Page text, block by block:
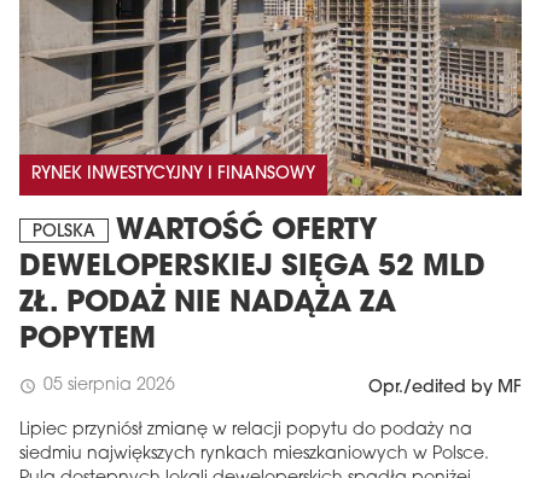
RYNEK INWESTYCYJNY I FINANSOWY
POLSKA
WARTOŚĆ OFERTY
DEWELOPERSKIEJ SIĘGA 52 MLD
ZŁ. PODAŻ NIE NADĄŻA ZA
POPYTEM
schedule 05 sierpnia 2026 Opr./edited by MF
Lipiec przyniósł zmianę w relacji popytu do podaży na
siedmiu największych rynkach mieszkaniowych w Polsce.